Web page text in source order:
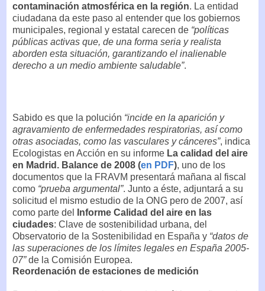
contaminación atmosférica en la región. La entidad
ciudadana da este paso al entender que los gobiernos
municipales, regional y estatal carecen de “políticas
públicas activas que, de una forma seria y realista
aborden esta situación, garantizando el inalienable
derecho a un medio ambiente saludable”.
Sabido es que la polución “incide en la aparición y
agravamiento de enfermedades respiratorias, así como
otras asociadas, como las vasculares y cánceres”, indica
Ecologistas en Acción en su informe La calidad del aire
en Madrid. Balance de 2008 (en PDF), uno de los
documentos que la FRAVM presentará mañana al fiscal
como “prueba argumental”. Junto a éste, adjuntará a su
solicitud el mismo estudio de la ONG pero de 2007, así
como parte del
Informe Calidad del aire en las
ciudades: Clave de sostenibilidad urbana, del
Observatorio de la Sostenibilidad en España y “datos de
las superaciones de los límites legales en España 2005-
07”de la Comisión Europea.
Reordenación de estaciones de medición